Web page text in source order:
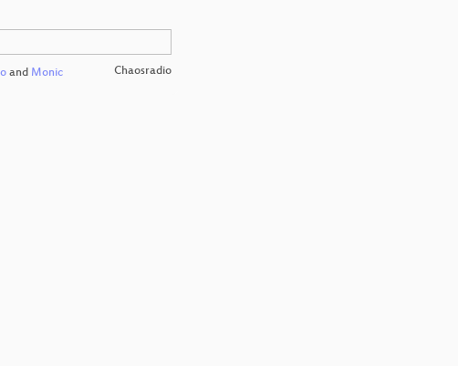
and Monic Chaosradio